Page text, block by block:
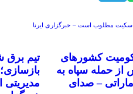
مطلوب است – خبرگزاری ایرنا
کشورهای
حمله سپاه به
– صدای
تیم برق